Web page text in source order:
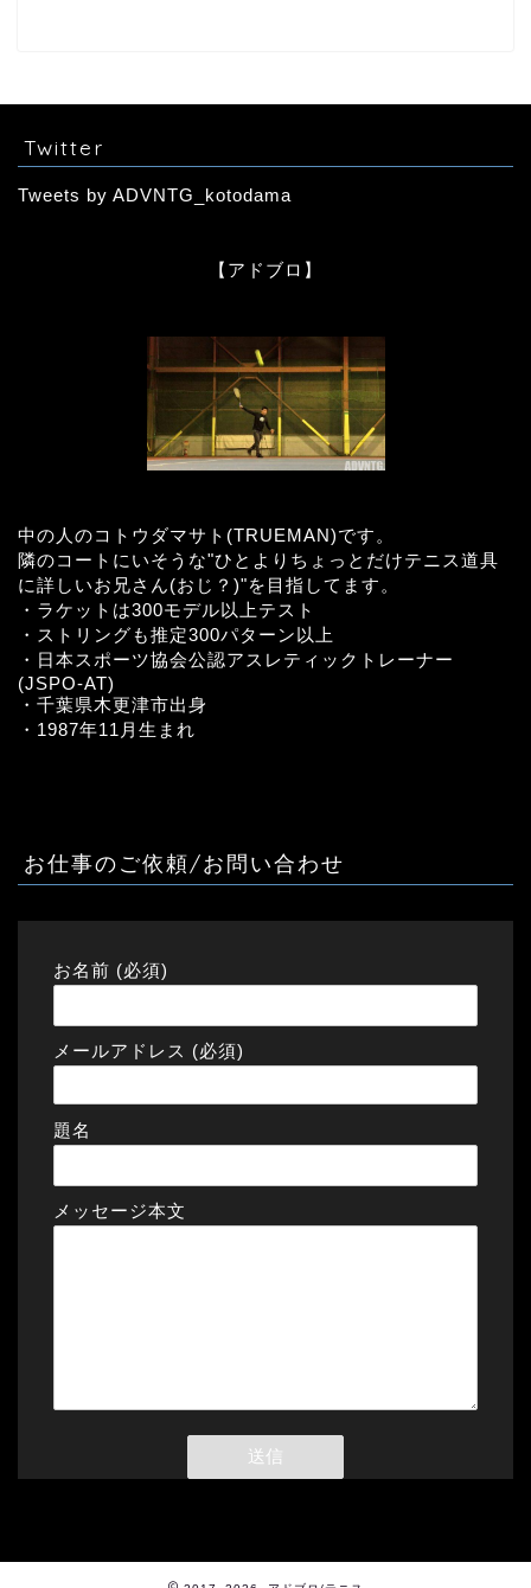
Twitter
Tweets by ADVNTG_kotodama
【アドブロ】
中の人のコトウダマサト(TRUEMAN)です。
隣のコートにいそうな"ひとよりちょっとだけテニス道具
に詳しいお兄さん(おじ？)"を目指してます。
・ラケットは300モデル以上テスト
・ストリングも推定300パターン以上
・日本スポーツ協会公認アスレティックトレーナー
(JSPO-AT)
・千葉県木更津市出身
・1987年11月生まれ
お仕事のご依頼/お問い合わせ
お名前 (必須)
メールアドレス (必須)
題名
メッセージ本文